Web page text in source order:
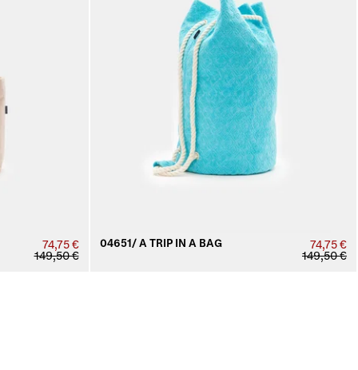
74,75 €
149,50 €
04651/ A TRIP IN A BAG
74,75 €
149,50 €